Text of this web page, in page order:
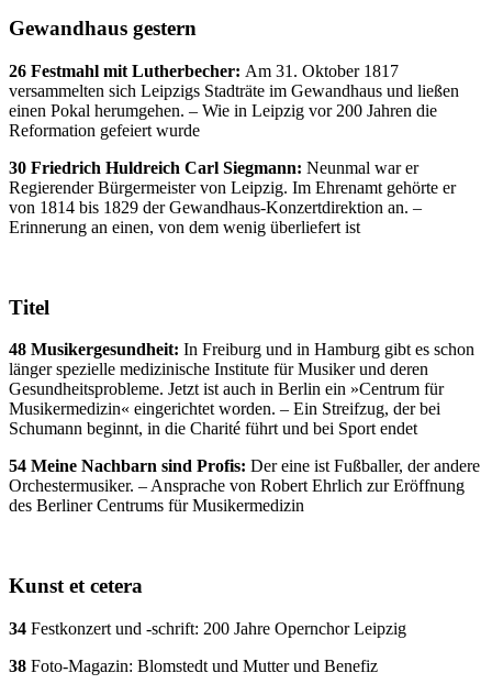
Gewandhaus gestern
26 Festmahl mit Lutherbecher: Am 31. Oktober 1817
versammelten sich Leipzigs Stadträte im Gewandhaus und ließen
einen Pokal herumgehen. – Wie in Leipzig vor 200 Jahren die
Reformation gefeiert wurde
30 Friedrich Huldreich Carl Siegmann: Neunmal war er
Regierender Bürgermeister von Leipzig. Im Ehrenamt gehörte er
von 1814 bis 1829 der Gewandhaus-Konzertdirektion an. –
Erinnerung an einen, von dem wenig überliefert ist
Titel
48 Musikergesundheit: In Freiburg und in Hamburg gibt es schon
länger spezielle medizinische Institute für Musiker und deren
Gesundheitsprobleme. Jetzt ist auch in Berlin ein »Centrum für
Musikermedizin« eingerichtet worden. – Ein Streifzug, der bei
Schumann beginnt, in die Charité führt und bei Sport endet
54 Meine Nachbarn sind Profis: Der eine ist Fußballer, der andere
Orchestermusiker. – Ansprache von Robert Ehrlich zur Eröffnung
des Berliner Centrums für Musikermedizin
Kunst et cetera
34 Festkonzert und -schrift: 200 Jahre Opernchor Leipzig
38 Foto-Magazin: Blomstedt und Mutter und Benefiz